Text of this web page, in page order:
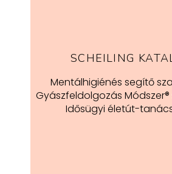
SCHEILING
Mentálhigiénés segítő
Gyászfeldolgozás
Idősügyi életút-